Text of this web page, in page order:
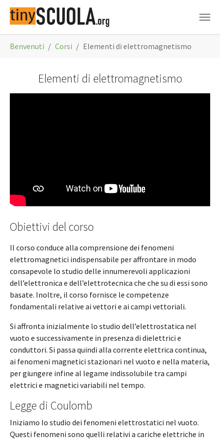
Benvenuti Corsi Elementi di elettromagnetismo
Elementi di elettromagnetismo
Obiettivi del corso
Il corso conduce alla comprensione dei fenomeni
elettromagnetici indispensabile per affrontare in modo
consapevole lo studio delle innumerevoli applicazioni
dell’elettronica e dell’elettrotecnica che che su di essi sono
basate. Inoltre, il corso fornisce le competenze
fondamentali relative ai vettori e ai campi vettoriali.
Si affronta inizialmente lo studio dell’elettrostatica nel
vuoto e successivamente in presenza di dielettrici e
conduttori. Si passa quindi alla corrente elettrica continua,
ai fenomeni magnetici stazionari nel vuoto e nella materia,
per giungere infine al legame indissolubile tra campi
elettrici e magnetici variabili nel tempo.
Legge di Coulomb
Iniziamo lo studio dei fenomeni elettrostatici nel vuoto.
Questi fenomeni sono quelli relativi a cariche elettriche in